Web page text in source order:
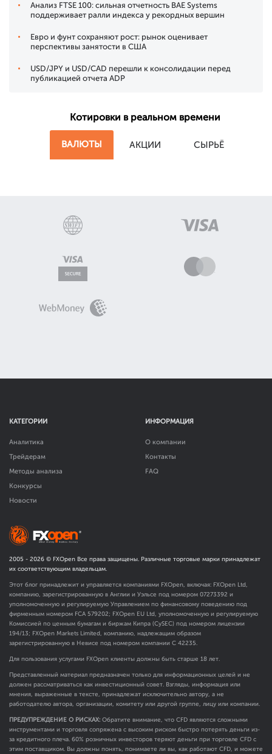
Анализ FTSE 100: сильная отчетность BAE Systems
поддерживает ралли индекса у рекордных вершин
Евро и фунт сохраняют рост: рынок оценивает
перспективы занятости в США
USD/JPY и USD/CAD перешли к консолидации перед
публикацией отчета ADP
Котировки в реальном времени
ВАЛЮТЫ АКЦИИ СЫРЬЁ
КАТЕГОРИИ
Аналитика
Трейдерам
Методы анализа
Конкурсы
Новости
ИНФОРМАЦИЯ
О компании
Контакты
FAQ
2005 - 2026 © FXOpen Все права защищены. Различные торговые марки принадлежат
их соответствующим владельцам.
Этот блог принадлежит и управляется компаниями FXOpen, включая: FXOpen Ltd,
компанию, зарегистрированную в Англии и Уэльсе под номером 07273392 и
уполномоченную и регулируемую Управлением по финансовому поведению под
фирменным номером FCA 579202; FXOpen EU Ltd, уполномоченную и регулируемую
Комиссией по ценным бумагам и биржам Кипра (CySEC) под номером лицензии
194/13; FXOpen Markets Limited, компанию, надлежащим образом
зарегистрированную в Невисе под номером компании C 42235.
Для пользования услугами FXOpen клиенты должны быть старше 18 лет.
Представленный материал предназначен только для информационных целей и не
должен рассматриваться как инвестиционный совет. Взгляды, информация или
мнения, выраженные в тексте, принадлежат исключительно автору, а не
работодателю автора, организации, комитету или другой группе, лицу или компании.
ПРЕДУПРЕЖДЕНИЕ О РИСКАХ: Обратите внимание, что CFD являются сложными
инструментами и торговля сопряжена с высоким риском быстро потерять деньги из-
за кредитного плеча. 60% розничных инвесторов теряют деньги при торговле CFD с
этим поставщиком. Вы должны понять, понимаете ли вы, как работают CFD, и можете